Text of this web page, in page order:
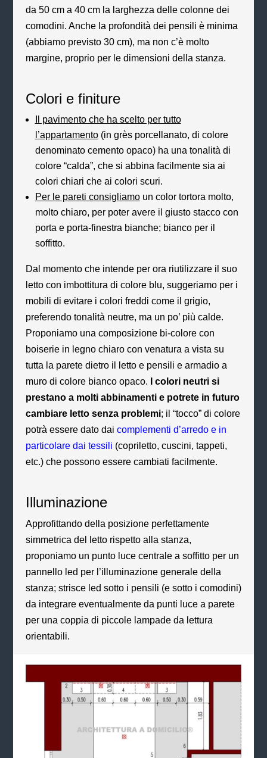
da 50 cm a 40 cm la larghezza delle colonne dei
comodini. Anche la profondità dei pensili è minima
(abbiamo previsto 30 cm), ma non c’è molto
margine, proprio per le dimensioni della stanza.
Colori e finiture
Il pavimento che ha scelto per tutto
l’appartamento(in grès porcellanato, di colore
denominato cemento opaco) ha una tonalità di
colore “calda”, che si abbina facilmente sia ai
colori chiari che ai colori scuri.
Per le pareti consigliamoun color tortora molto,
molto chiaro, per poter avere il giusto stacco con
porta e porta-finestra bianche; bianco per il
soffitto.
Dal momento che intende per ora riutilizzare il suo
letto con imbottitura di colore blu, suggeriamo per i
mobili di evitare i colori freddi come il grigio,
preferendo tonalità neutre, ma un po’ più calde.
Proponiamo una composizione bi-colore con
boiserie in legno chiaro con venatura a vista su
tutta la parete dietro il letto e pensili e armadio a
muro di colore bianco opaco.
I colori neutri si
prestano a molti abbinamenti e potrete in futuro
cambiare letto senza problemi; il “tocco” di colore
potrà essere dato dai complementi d’arredo e in
particolare dai tessili (copriletto, cuscini, tappeti,
etc.) che possono essere cambiati facilmente.
Illuminazione
Approfittando della posizione perfettamente
simmetrica del letto rispetto alla stanza,
proponiamo un punto luce centrale a soffitto per un
pannello led per l’illuminazione generale della
stanza; strisce led sotto i pensili (e sotto i comodini)
da integrare eventualmente da punti luce a parete
per una coppia di piccole lampade da lettura
orientabili.